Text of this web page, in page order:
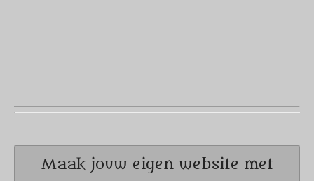
Maak jouw eigen website met